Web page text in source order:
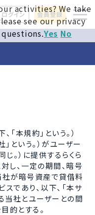
ログイン 会員登録
「本規約」という。）
という。）がユーザー
。）に提供するらくら
し、一定の期間、暗号
社が暗号資産で貸借料
であり、以下、「本サ
当社とユーザーとの間
的とする。
activities? We take
see our privacy
Yes No